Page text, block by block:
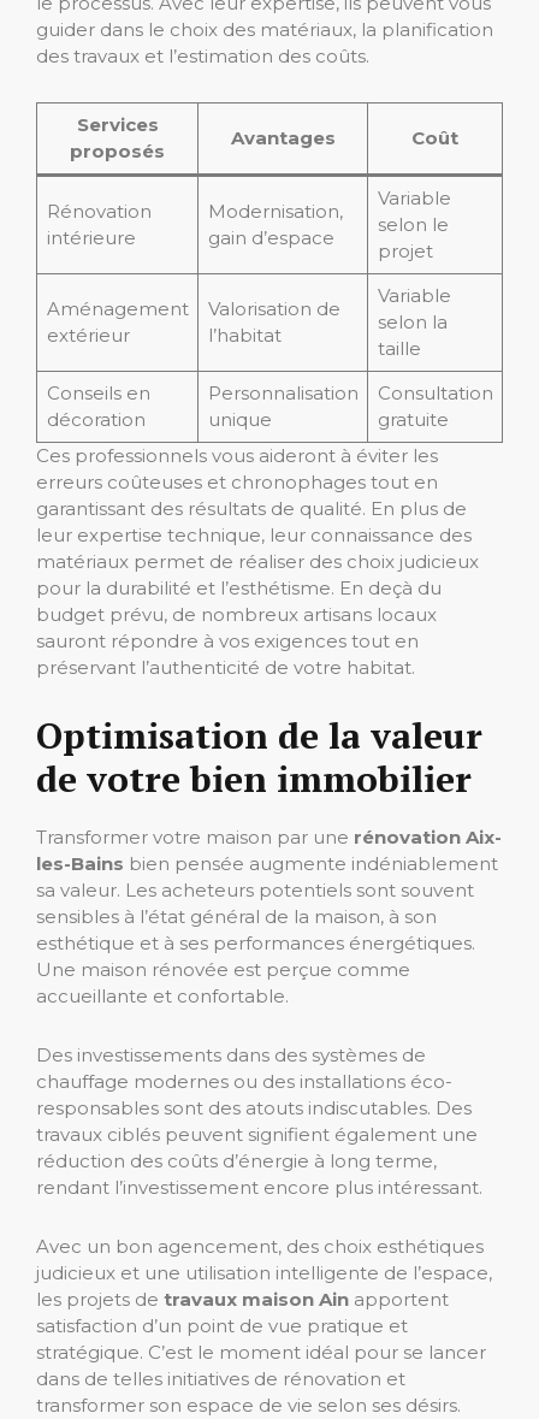
guider dans le choix des matériaux, la planification
des travaux et l’estimation des coûts.
Services
proposés
Avantages Coût
Rénovation
intérieure
Modernisation,
gain d’espace
Variable
selon le
projet
Aménagement
extérieur
Valorisation de
l’habitat
Variable
selon la
taille
Conseils en
décoration
Personnalisation
unique
Consultation
gratuite
Ces professionnels vous aideront à éviter les
erreurs coûteuses et chronophages tout en
garantissant des résultats de qualité. En plus de
leur expertise technique, leur connaissance des
matériaux permet de réaliser des choix judicieux
pour la durabilité et l’esthétisme. En deçà du
budget prévu, de nombreux artisans locaux
sauront répondre à vos exigences tout en
préservant l’authenticité de votre habitat.
Optimisation de la valeur
de votre bien immobilier
Transformer votre maison par une rénovation Aix-
les-Bains bien pensée augmente indéniablement
sa valeur. Les acheteurs potentiels sont souvent
sensibles à l’état général de la maison, à son
esthétique et à ses performances énergétiques.
Une maison rénovée est perçue comme
accueillante et confortable.
Des investissements dans des systèmes de
chauffage modernes ou des installations éco-
responsables sont des atouts indiscutables. Des
travaux ciblés peuvent signifient également une
réduction des coûts d’énergie à long terme,
rendant l’investissement encore plus intéressant.
Avec un bon agencement, des choix esthétiques
judicieux et une utilisation intelligente de l’espace,
les projets de travaux maison Ain apportent
satisfaction d’un point de vue pratique et
stratégique. C’est le moment idéal pour se lancer
dans de telles initiatives de rénovation et
transformer son espace de vie selon ses désirs.